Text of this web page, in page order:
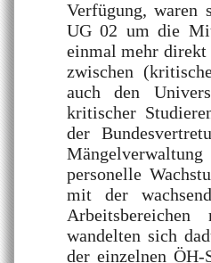
Verfügung, waren
UG 02 um die
einmal mehr direkt
zwischen
auch den
kritischer
der
personelle
mit der
Arbeitsbereichen
wandelten sich
der einzelnen